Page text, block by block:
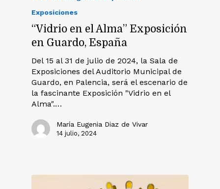
Exposiciones
“Vidrio en el Alma” Exposición
en Guardo, España
Del 15 al 31 de julio de 2024, la Sala de
Exposiciones del Auditorio Municipal de
Guardo, en Palencia, será el escenario de
la fascinante Exposición "Vidrio en el
Alma".…
María Eugenia Diaz de Vivar
14 julio, 2024